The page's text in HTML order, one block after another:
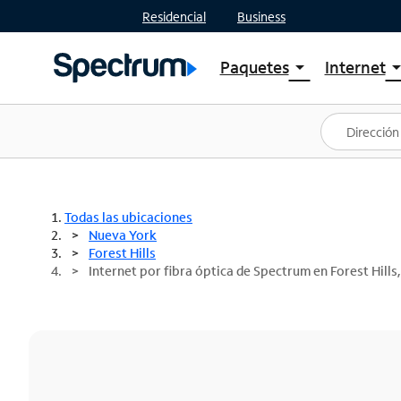
Residencial Business
Paquetesarrow_drop_down
Ver paquetes
Spectrum One
Mejores ofertas
Internetarrow_drop_down
Planes
Todas las ubicaciones
Nueva York
Forest Hills
Internet por fibra óptica de Spectrum en Forest